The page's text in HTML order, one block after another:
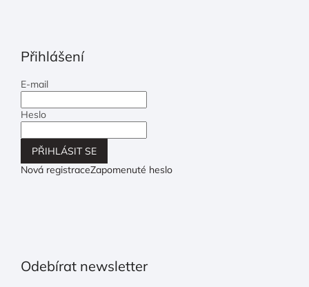
Přihlášení
E-mail
Heslo
PŘIHLÁSIT SE
Nová registraceZapomenuté heslo
Odebírat newsletter